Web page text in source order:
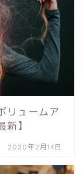
リュームア
】
2020年2月14日